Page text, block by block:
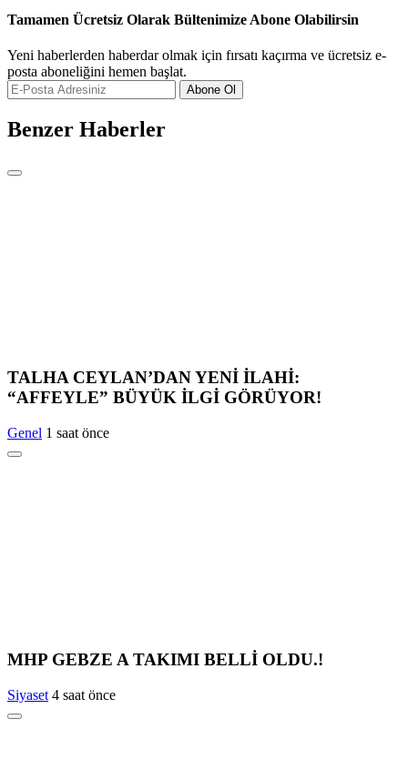
Tamamen Ücretsiz Olarak Bültenimize Abone Olabilirsin
Yeni haberlerden haberdar olmak için fırsatı kaçırma ve ücretsiz e-
posta aboneliğini hemen başlat.
Abone Ol
Benzer Haberler
TALHA CEYLAN’DAN YENİ İLAHİ:
“AFFEYLE” BÜYÜK İLGİ GÖRÜYOR!
Genel 1 saat önce
MHP GEBZE A TAKIMI BELLİ OLDU.!
Siyaset 4 saat önce